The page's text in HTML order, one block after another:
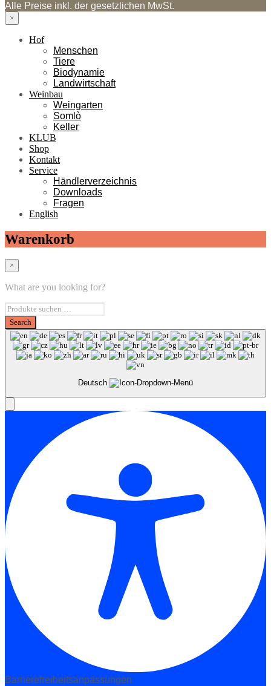
Alle Preise inkl. der gesetzlichen MwSt.
×
Hof
Menschen
Tiere
Biodynamie
Landwirtschaft
Weinbau
Weingarten
Somlò
Keller
KLUB
Shop
Kontakt
Service
Händlerverzeichnis
Downloads
Fragen
English
Warenkorb
×
What are you looking for?
Deutsch
Barrierefreiheitsanpassungen